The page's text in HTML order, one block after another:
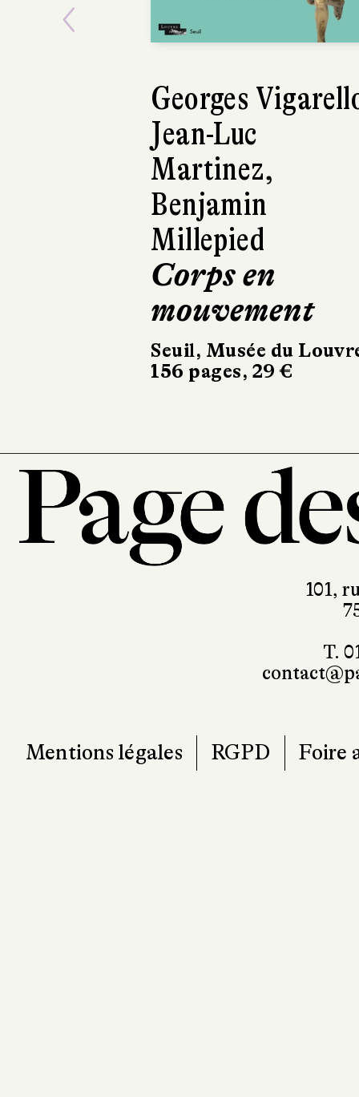
Juli Zeh
Corpus Delicti
Babel
256 pages, 7,80 €
101,
T.
Foire